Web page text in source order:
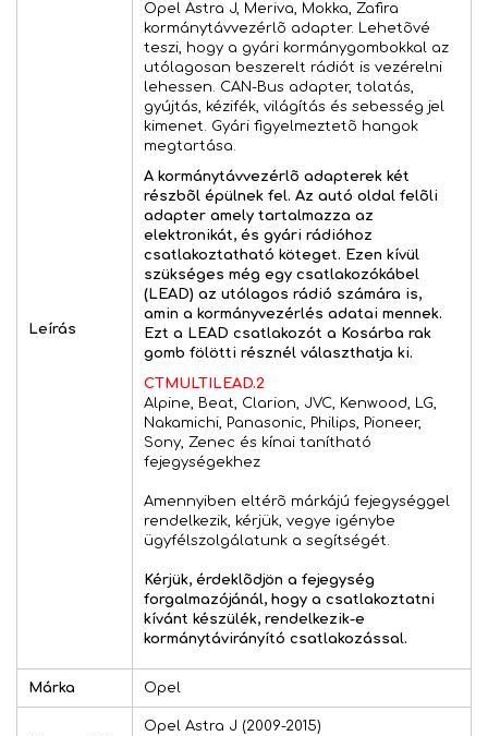
Leírás
Opel Astra J, Meriva, Mokka, Zafira
kormánytávvezérlõ adapter. Lehetõvé
teszi, hogy a gyári kormánygombokkal az
utólagosan beszerelt rádiót is vezérelni
lehessen. CAN-Bus adapter, tolatás,
gyújtás, kézifék, világítás és sebesség jel
kimenet. Gyári figyelmeztetõ hangok
megtartása.
A kormánytávvezérlõ adapterek két
részbõl épülnek fel. Az autó oldal felõli
adapter amely tartalmazza az
elektronikát, és gyári rádióhoz
csatlakoztatható köteget. Ezen kívül
szükséges még egy csatlakozókábel
(LEAD) az utólagos rádió számára is,
amin a kormányvezérlés adatai mennek.
Ezt a LEAD csatlakozót a Kosárba rak
gomb fölötti résznél választhatja ki.
CTMULTILEAD.2
Alpine, Beat, Clarion, JVC, Kenwood, LG,
Nakamichi, Panasonic, Philips, Pioneer,
Sony, Zenec és kínai tanítható
fejegységekhez
Amennyiben eltérõ márkájú fejegységgel
rendelkezik, kérjük, vegye igénybe
ügyfélszolgálatunk a segítségét.
Kérjük, érdeklõdjön a fejegység
forgalmazójánál, hogy a csatlakoztatni
kívánt készülék, rendelkezik-e
kormánytávirányító csatlakozással.
Márka Opel
Opel Astra J (2009-2015)